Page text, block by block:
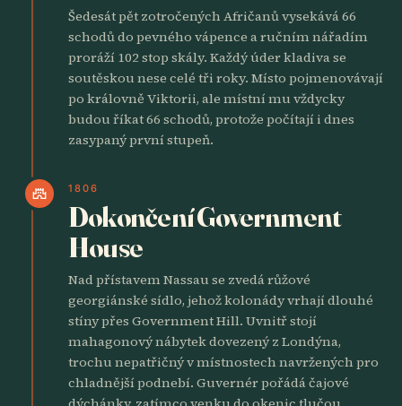
Šedesát pět zotročených Afričanů vysekává 66
schodů do pevného vápence a ručním nářadím
proráží 102 stop skály. Každý úder kladiva se
soutěskou nese celé tři roky. Místo pojmenovávají
po královně Viktorii, ale místní mu vždycky
budou říkat 66 schodů, protože počítají i dnes
zasypaný první stupeň.
castle 1806
Dokončení Government
House
Nad přístavem Nassau se zvedá růžové
georgiánské sídlo, jehož kolonády vrhají dlouhé
stíny přes Government Hill. Uvnitř stojí
mahagonový nábytek dovezený z Londýna,
trochu nepatřičný v místnostech navržených pro
chladnější podnebí. Guvernér pořádá čajové